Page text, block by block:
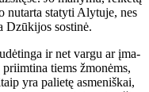
nu­tar­ta sta­ty­ti Aly­tu­je, nes
Dzū­ki­jos sos­ti­nė.
ir net var­gu ar įma­
tiems žmo­nėms,
yra pa­lie­tę as­me­niš­kai,